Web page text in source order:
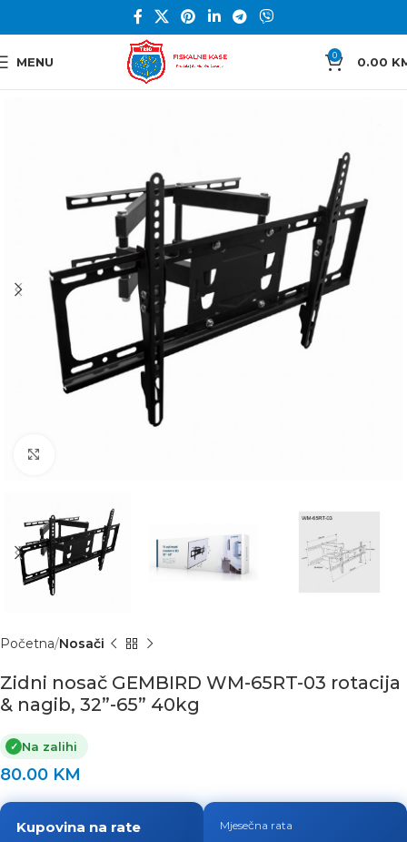
MENU 0 0.00
Početna Nosači
Zidni nosač GEMBIRD WM-65RT-03 rotacija
& nagib, 32”-65” 40kg
✓ Na zalihi
80.00 KM
Kupovina na rate Mjesečna rata